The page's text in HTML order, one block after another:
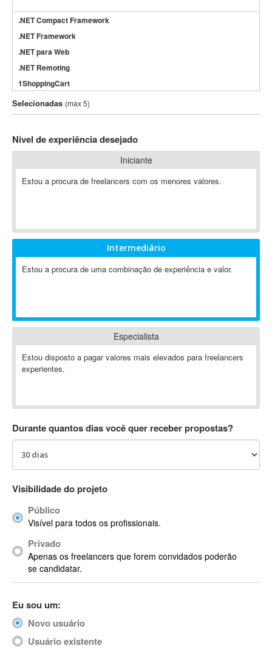
.NET Compact Framework
.NET Framework
.NET para Web
.NET Remoting
1ShoppingCart
3DS Max
3GSM
802.11
A-GPS
ABAP
Abaqus
ABBYY FineReader
Ableton
Ableton Push
Abstract
AC3
ACID Pro
ACPI
Acrobat
Acrobat X
Acronis
ACT
Actimize
ActionScript
ActionScript 3
Selecionadas (max 5)
Nível de experiência desejado
Iniciante
Estou a procura de freelancers com os menores valores.
Intermediário
Estou a procura de uma combinação de experiência e valor.
Especialista
Estou disposto a pagar valores mais elevados para freelancers
experientes.
Durante quantos dias você quer receber propostas?
Visibilidade do projeto
Público
Visível para todos os profissionais.
Privado
Apenas os freelancers que forem convidados poderão
se candidatar.
Eu sou um:
Novo usuário
Usuário existente